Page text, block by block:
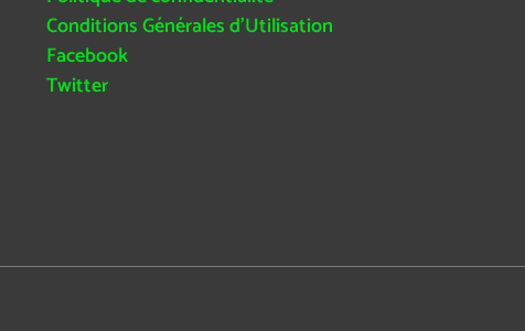
Conditions Générales d’Utilisation
Facebook
Twitter